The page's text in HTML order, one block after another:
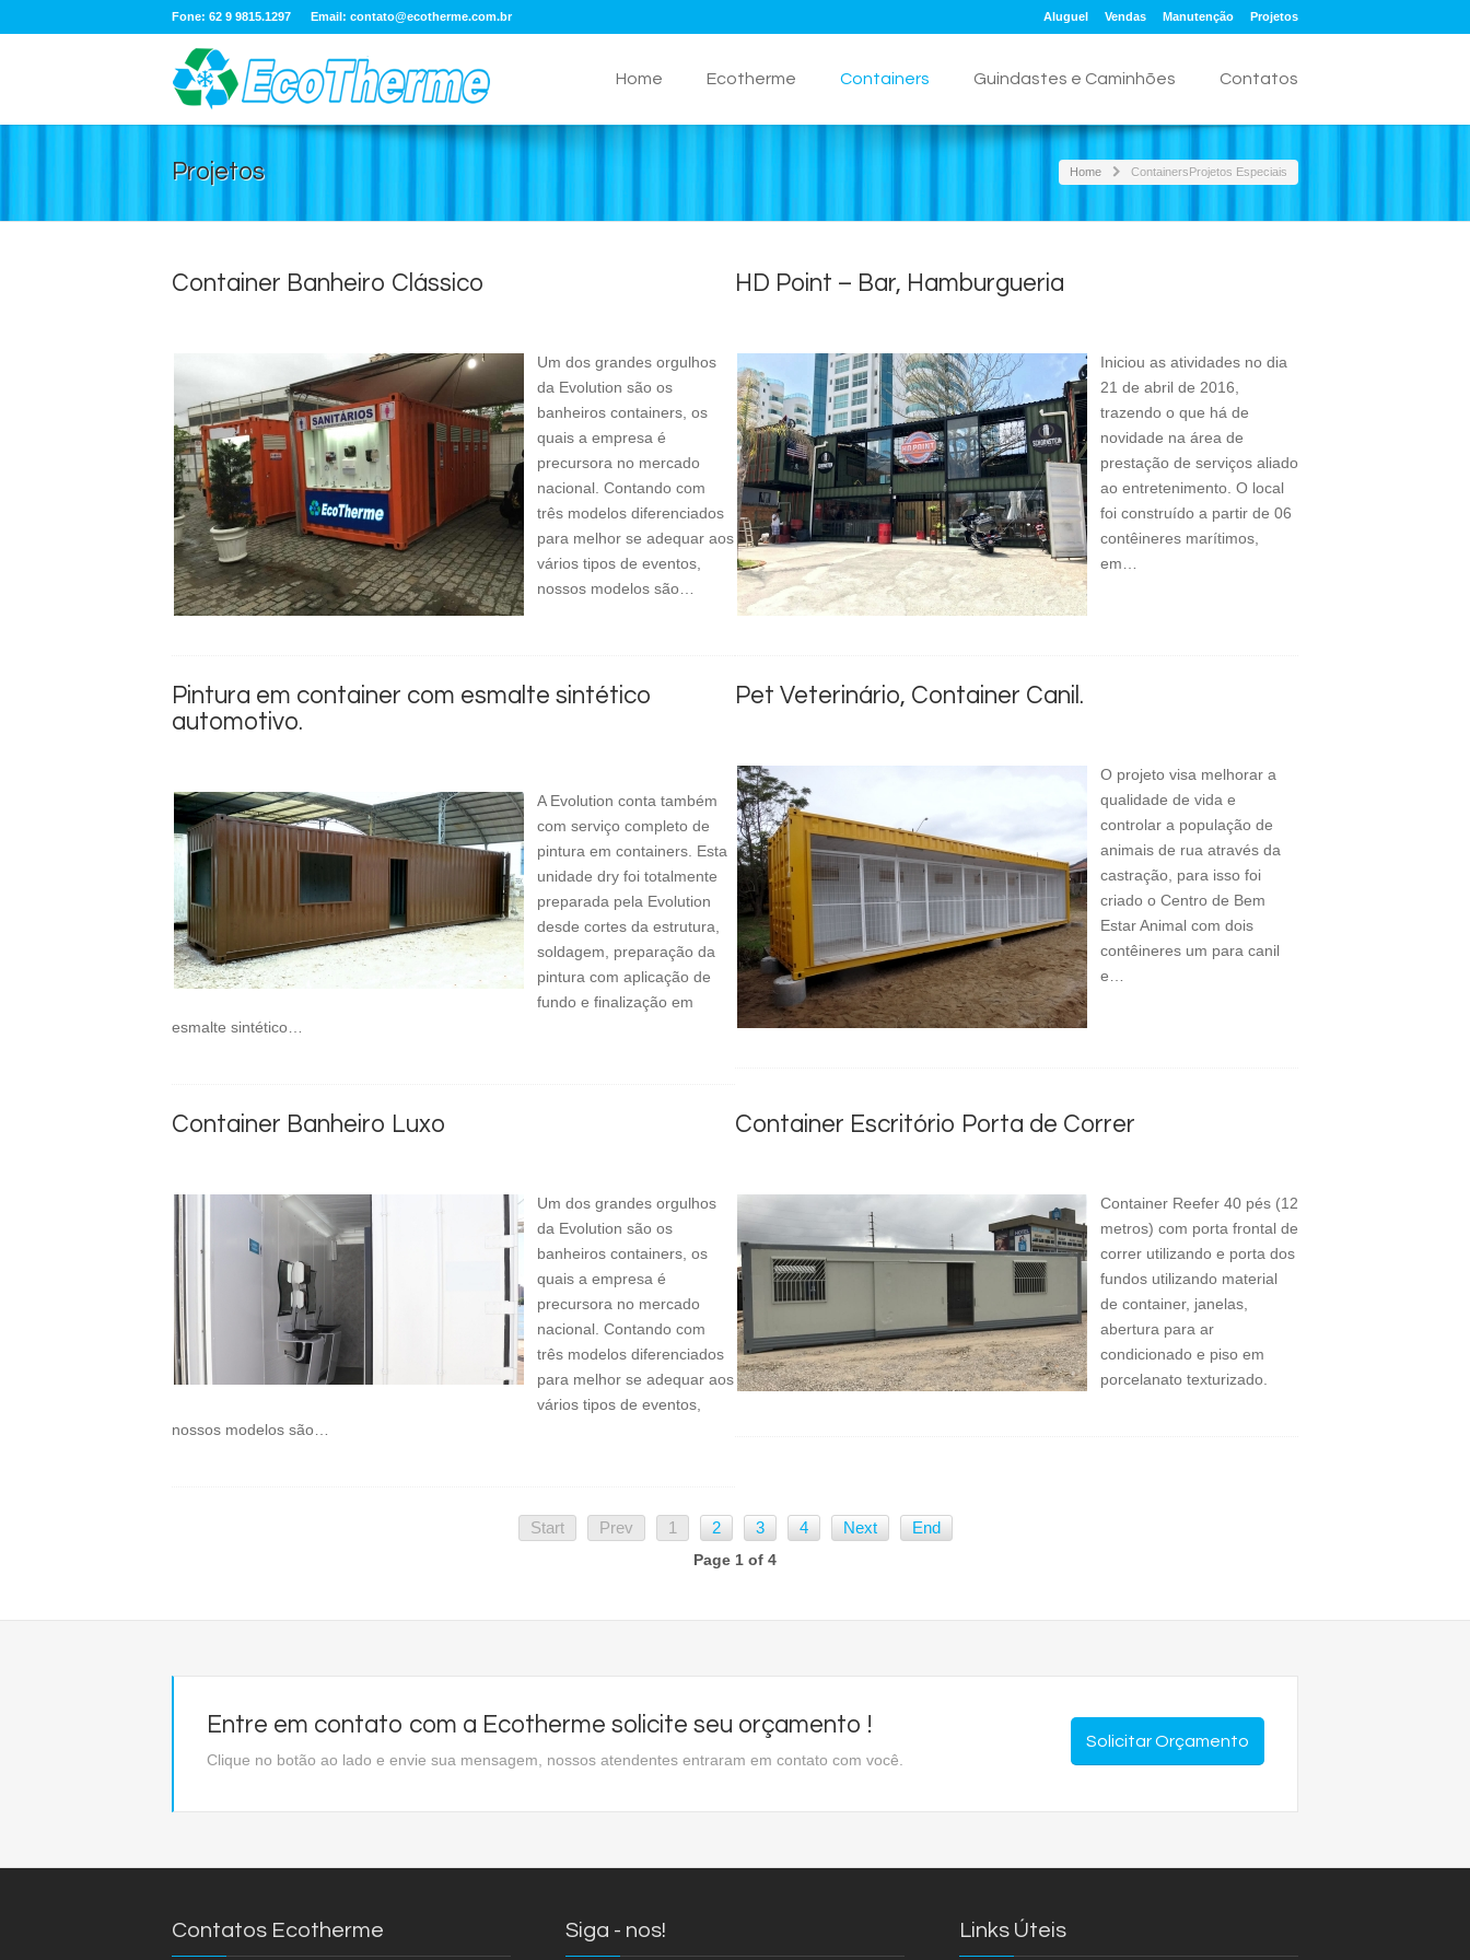
Fone: 62 9 9815.1297 Email: contato@ecotherme.com.br Aluguel Vendas Manutenção Projetos
Home Ecotherme Containers Guindastes e Caminhões Contatos
Projetos Home ContainersProjetos Especiais
Container Banheiro Clássico
Um dos grandes orgulhos
da Evolution são os
banheiros containers, os
quais a empresa é
precursora no mercado
nacional. Contando com
três modelos diferenciados
para melhor se adequar aos
vários tipos de eventos,
nossos modelos são…
HD Point – Bar, Hamburgueria
Iniciou as atividades no dia
21 de abril de 2016,
trazendo o que há de
novidade na área de
prestação de serviços aliado
ao entretenimento. O local
foi construído a partir de 06
contêineres marítimos,
em…
Pintura em container com esmalte sintético
automotivo.
A Evolution conta também
com serviço completo de
pintura em containers. Esta
unidade dry foi totalmente
preparada pela Evolution
desde cortes da estrutura,
soldagem, preparação da
pintura com aplicação de
fundo e finalização em
esmalte sintético…
Pet Veterinário, Container Canil.
O projeto visa melhorar a
qualidade de vida e
controlar a população de
animais de rua através da
castração, para isso foi
criado o Centro de Bem
Estar Animal com dois
contêineres um para canil
e…
Container Banheiro Luxo
Um dos grandes orgulhos
da Evolution são os
banheiros containers, os
quais a empresa é
precursora no mercado
nacional. Contando com
três modelos diferenciados
para melhor se adequar aos
vários tipos de eventos,
nossos modelos são…
Container Escritório Porta de Correr
Container Reefer 40 pés (12
metros) com porta frontal de
correr utilizando e porta dos
fundos utilizando material
de container, janelas,
abertura para ar
condicionado e piso em
porcelanato texturizado.
Start Prev 1 2 3 4 Next End
Page 1 of 4
Entre em contato com a Ecotherme solicite seu orçamento !
Clique no botão ao lado e envie sua mensagem, nossos atendentes entraram em contato com você.
Solicitar Orçamento
Contatos Ecotherme Siga - nos! Links Úteis